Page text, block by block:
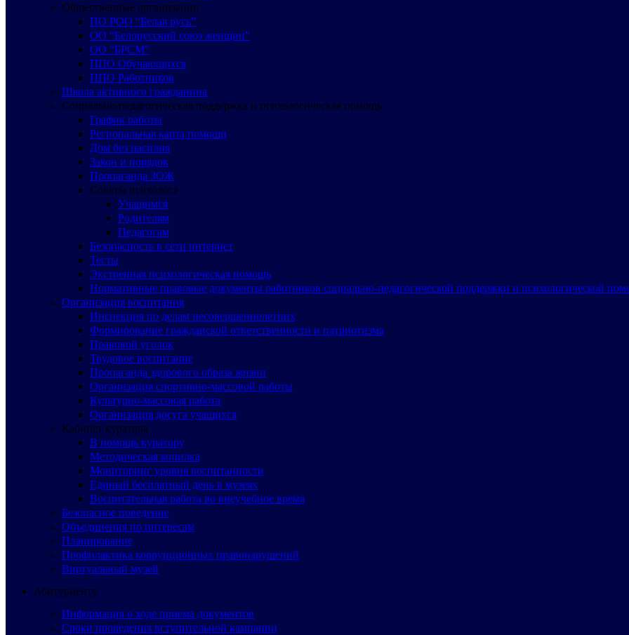
Общественные организации
ПО РОО “Белая русь”
ОО “Белорусский союз женщин”
ОО “БРСМ”
ППО Обучающихся
ППО Работников
Школа активного гражданина
Социально-педагогическая поддержка и психологическая помощь
График работы
Региональная карта помощи
Дом без насилия
Закон и порядок
Пропаганда ЗОЖ
Советы психолога
Учащимся
Родителям
Педагогам
Безопасность в сети интернет
Тесты
Экстренная психологическая помощь
Нормативные правовые документы работников социально-педагогической поддержки и психологической
Организация воспитания
Инспекция по делам несовершеннолетних
Формирование гражданской ответственности и патриотизма
Правовой уголок
Трудовое воспитание
Пропаганда здорового образа жизни
Организация спортивно-массовой работы
Культурно-массовая работа
Организация досуга учащихся
Кабинет куратора
В помощь куратору
Методическая копилка
Мониторинг уровня воспитанности
Единый бесплатный день в музеях
Воспитательная работа во внеучебное время
Безопасное поведение
Объединения по интересам
Планирование
Профилактика коррупционных правонарушений
Виртуальный музей
Абитуриенту
Информация о ходе приема документов
Сроки проведения вступительной кампании